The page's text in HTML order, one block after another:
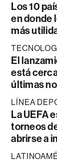
Los 10
en donde
más
El
está
últimas
LÍNEA
La UEFA
torneos
abrirse a